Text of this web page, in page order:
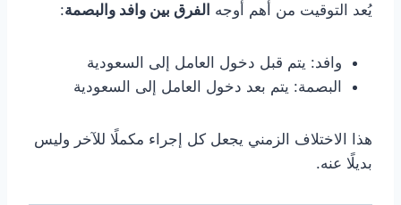
يُعد التوقيت من أهم أوجه الفرق بين وافد والبصمة:
وافد: يتم قبل دخول العامل إلى السعودية
البصمة: يتم بعد دخول العامل إلى السعودية
هذا الاختلاف الزمني يجعل كل إجراء مكملًا للآخر وليس
بديلًا عنه.